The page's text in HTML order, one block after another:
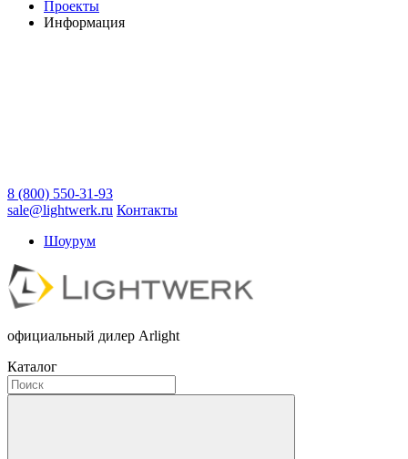
Проекты
Информация
8 (800) 550-31-93
sale@lightwerk.ru Контакты
Шоурум
официальный дилер Arlight
Каталог